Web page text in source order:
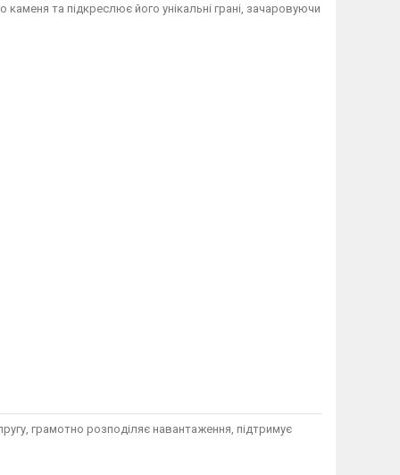
та підкреслює його унікальні грані, зачаровуючи
грамотно розподіляє навантаження, підтримує